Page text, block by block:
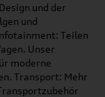
und der
und
Teilen
Unser
moderne
Transport: Mehr